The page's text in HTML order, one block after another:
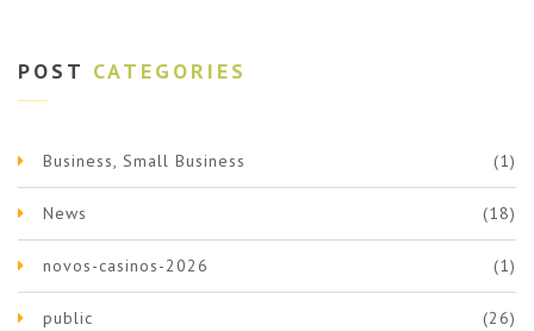
POST CATEGORIES
Business, Small Business (1)
News (18)
novos-casinos-2026 (1)
public (26)